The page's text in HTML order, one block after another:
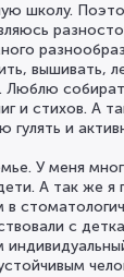
школу.
вышивать,
Люблю
и стихов. А
и
У меня
А так же я
с